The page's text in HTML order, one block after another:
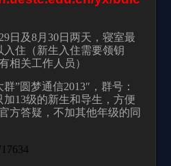
日及8月30日两天，寝室最
入住（新生入住需要领钥
相关工作人员）
”圆梦通信2013″，群号：
加13级的新生和导生，方便
方答疑，不加其他年级的同